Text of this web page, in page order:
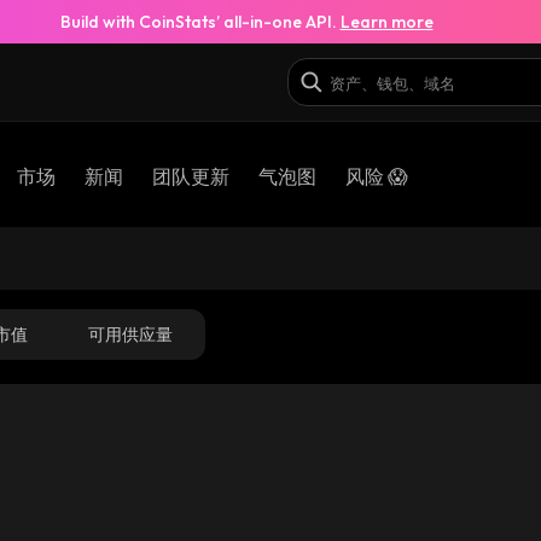
Build with CoinStats’ all-in-one API. Learn more
市场 新闻 团队更新 气泡图 风险 😱
值 可用供应量